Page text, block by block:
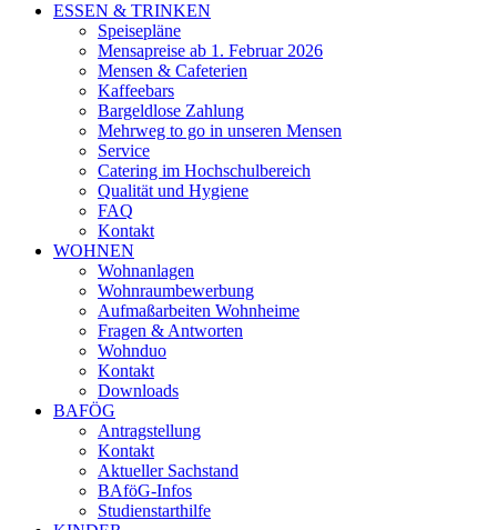
ESSEN & TRINKEN
Speisepläne
Mensapreise ab 1. Februar 2026
Mensen & Cafeterien
Kaffeebars
Bargeldlose Zahlung
Mehrweg to go in unseren Mensen
Service
Catering im Hochschulbereich
Qualität und Hygiene
FAQ
Kontakt
WOHNEN
Wohnanlagen
Wohnraumbewerbung
Aufmaßarbeiten Wohnheime
Fragen & Antworten
Wohnduo
Kontakt
Downloads
BAFÖG
Antragstellung
Kontakt
Aktueller Sachstand
BAföG-Infos
Studienstarthilfe